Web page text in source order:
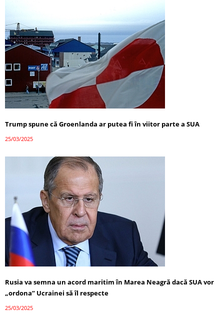
Trump spune că Groenlanda ar putea fi în viitor parte a SUA
25/03/2025
Rusia va semna un acord maritim în Marea Neagră dacă SUA vor
„ordona” Ucrainei să îl respecte
25/03/2025